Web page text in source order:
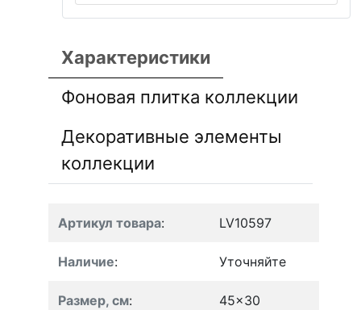
Характеристики
Фоновая плитка коллекции
Декоративные элементы
коллекции
Артикул товара: LV10597
Наличие: Уточняйте
Размер, см: 45x30